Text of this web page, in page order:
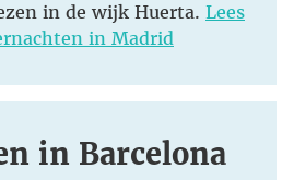
in de wijk Huerta. Lees
in Madrid
in Barcelona